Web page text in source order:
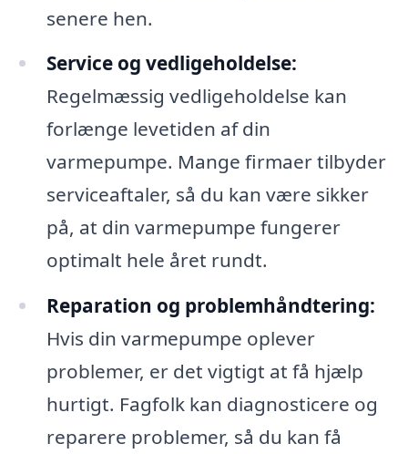
senere hen.
Service og vedligeholdelse:
Regelmæssig vedligeholdelse kan
forlænge levetiden af din
varmepumpe. Mange firmaer tilbyder
serviceaftaler, så du kan være sikker
på, at din varmepumpe fungerer
optimalt hele året rundt.
Reparation og problemhåndtering:
Hvis din varmepumpe oplever
problemer, er det vigtigt at få hjælp
hurtigt. Fagfolk kan diagnosticere og
reparere problemer, så du kan få